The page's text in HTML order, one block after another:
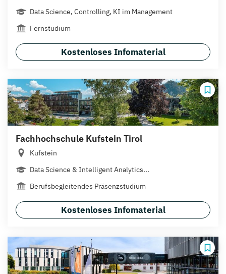
Data Science, Controlling, KI im Management
Fernstudium
Kostenloses Infomaterial
Fachhochschule Kufstein Tirol
Kufstein
Data Science & Intelligent Analytics...
Berufsbegleitendes Präsenzstudium
Kostenloses Infomaterial